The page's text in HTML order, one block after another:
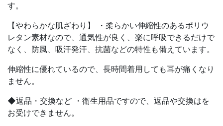
す。
【やわらかな肌ざわり】 ・柔らかい伸縮性のあるポリウ
レタン素材なので、通気性が良く、楽に呼吸できるだけで
なく、防風、吸汗発汗、抗菌などの特性も備えています。
伸縮性に優れているので、長時間着用しても耳が痛くなり
ません。
◆返品・交換など ・衛生用品ですので、返品や交換はを
お受けできません。